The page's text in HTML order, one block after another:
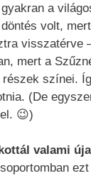
a
volt,
visszatérve
mert a
részek színei.
(De
😉)
valami